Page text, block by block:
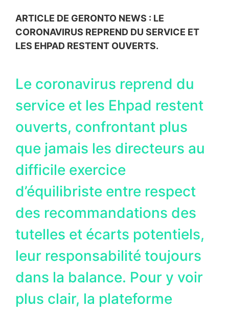
ARTICLE DE GERONTO NEWS : LE
CORONAVIRUS REPREND DU SERVICE ET
LES EHPAD RESTENT OUVERTS.
Le coronavirus reprend du
service et les Ehpad restent
ouverts, confrontant plus
que jamais les directeurs au
difficile exercice
d’équilibriste entre respect
des recommandations des
tutelles et écarts potentiels,
leur responsabilité toujours
dans la balance. Pour y voir
plus clair, la plateforme